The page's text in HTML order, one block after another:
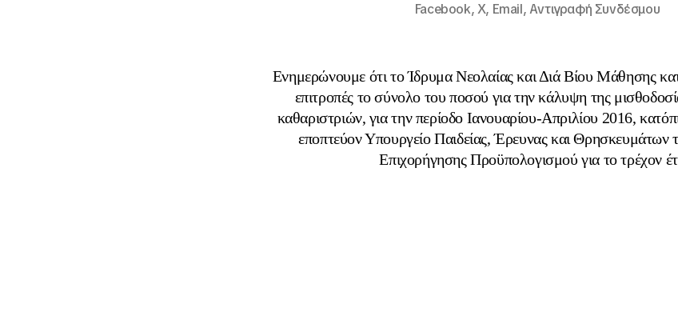
Facebook,X, Email,Αντιγραφή Συνδέσμου
Ενημερώνουμε ότι το Ίδρυμα Νεολαίας και Διά Βίου Μάθησης
επιτροπές το σύνολο του ποσού για την κάλυψη της
καθαριστριών, για την περίοδο Ιανουαρίου-Απριλίου 2016,
εποπτεύον Υπουργείο Παιδείας, Έρευνας και Θρησκευμάτων
Επιχορήγησης Προϋπολογισμού για το τρέχον